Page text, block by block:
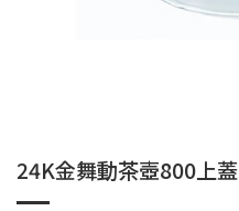
24K金舞動茶壺800上蓋